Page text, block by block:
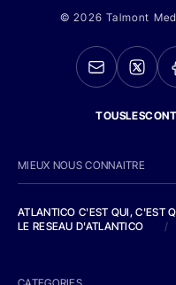
© 2026 Talmont
MIEUX NOUS CONNAITRE
ATLANTICO C'EST QUI, C'EST
LE RESEAU D'ATLANTICO
/